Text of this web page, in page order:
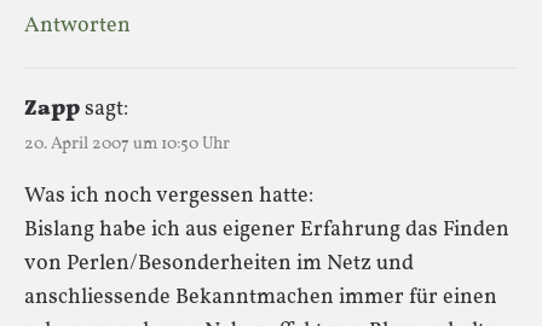
Antworten
Zappsagt:
20. April 2007 um 10:50 Uhr
Was ich noch vergessen hatte:
Bislang habe ich aus eigener Erfahrung das Finden
von Perlen/Besonderheiten im Netz und
anschliessende Bekanntmachen immer für einen